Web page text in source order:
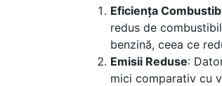
Eficiența
redus de
benzină, ceea ce
Emisii Reduse:
mici comparativ cu